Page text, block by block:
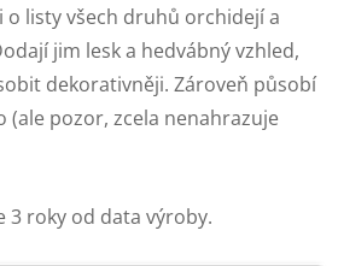
listy všech druhů orchidejí a
jim lesk a hedvábný vzhled,
dekorativněji. Zároveň působí
(ale pozor, zcela nenahrazuje
3 roky od data výroby.